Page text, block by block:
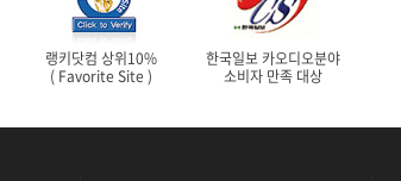
랭키닷컴 상위10%
( Favorite Site )
한국일보 카오디오분야
소비자 만족 대상